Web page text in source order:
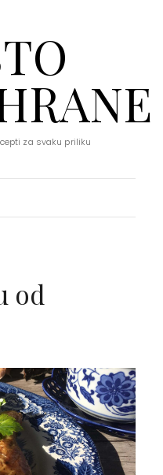
za svaku priliku
Navigation
od